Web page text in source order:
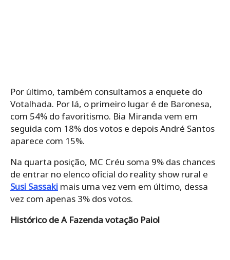
Por último, também consultamos a enquete do
Votalhada. Por lá, o primeiro lugar é de Baronesa,
com 54% do favoritismo. Bia Miranda vem em
seguida com 18% dos votos e depois André Santos
aparece com 15%.
Na quarta posição, MC Créu soma 9% das chances
de entrar no elenco oficial do reality show rural e
Susi Sassaki mais uma vez vem em último, dessa
vez com apenas 3% dos votos.
Histórico de A Fazenda votação Paiol